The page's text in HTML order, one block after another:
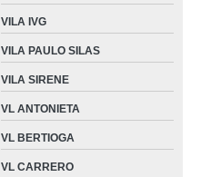
VILA IVG
VILA PAULO SILAS
VILA SIRENE
VL ANTONIETA
VL BERTIOGA
VL CARRERO